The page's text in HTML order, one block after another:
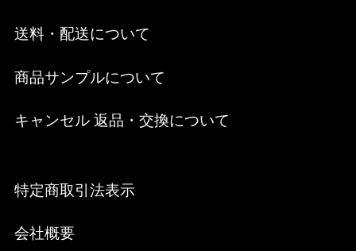
送料・配送について
商品サンプルについて
キャンセル 返品・交換について
特定商取引法表示
会社概要